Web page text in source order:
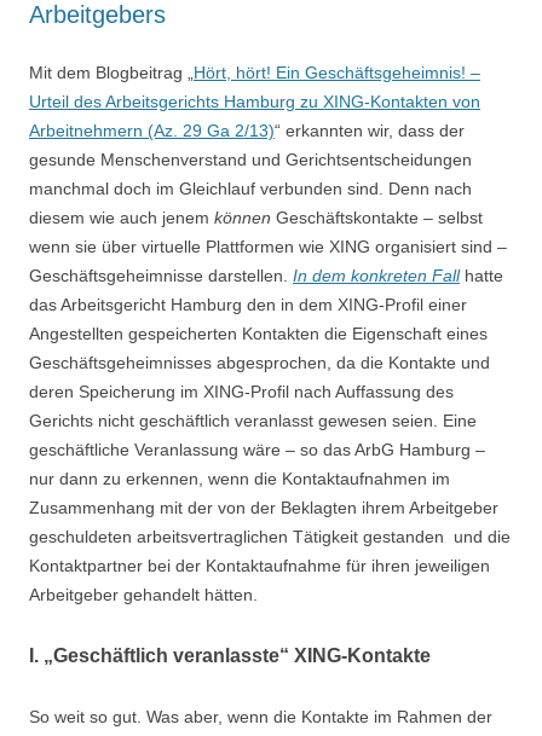
Arbeitgebers
Mit dem Blogbeitrag „ Hört, hört! Ein Geschäftsgeheimnis! –
Urteil des Arbeitsgerichts Hamburg zu XING-Kontakten von
Arbeitnehmern (Az. 29 Ga 2/13)“ erkannten wir, dass der
gesunde Menschenverstand und Gerichtsentscheidungen
manchmal doch im Gleichlauf verbunden sind. Denn nach
diesem wie auch jenem können Geschäftskontakte – selbst
wenn sie über virtuelle Plattformen wie XING organisiert sind –
Geschäftsgeheimnisse darstellen. In dem konkreten Fall hatte
das Arbeitsgericht Hamburg den in dem XING-Profil einer
Angestellten gespeicherten Kontakten die Eigenschaft eines
Geschäftsgeheimnisses abgesprochen, da die Kontakte und
deren Speicherung im XING-Profil nach Auffassung des
Gerichts nicht geschäftlich veranlasst gewesen seien. Eine
geschäftliche Veranlassung wäre – so das ArbG Hamburg –
nur dann zu erkennen, wenn die Kontaktaufnahmen im
Zusammenhang mit der von der Beklagten ihrem Arbeitgeber
geschuldeten arbeitsvertraglichen Tätigkeit gestanden und die
Kontaktpartner bei der Kontaktaufnahme für ihren jeweiligen
Arbeitgeber gehandelt hätten.
I. „Geschäftlich veranlasste“ XING-Kontakte
So weit so gut. Was aber, wenn die Kontakte im Rahmen der